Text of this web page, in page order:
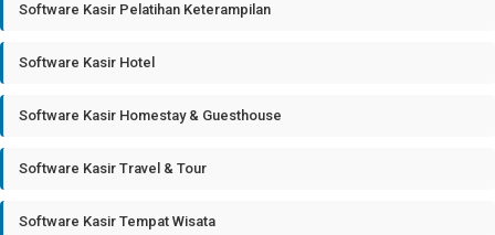
Software Kasir Pelatihan Keterampilan
Software Kasir Hotel
Software Kasir Homestay & Guesthouse
Software Kasir Travel & Tour
Software Kasir Tempat Wisata